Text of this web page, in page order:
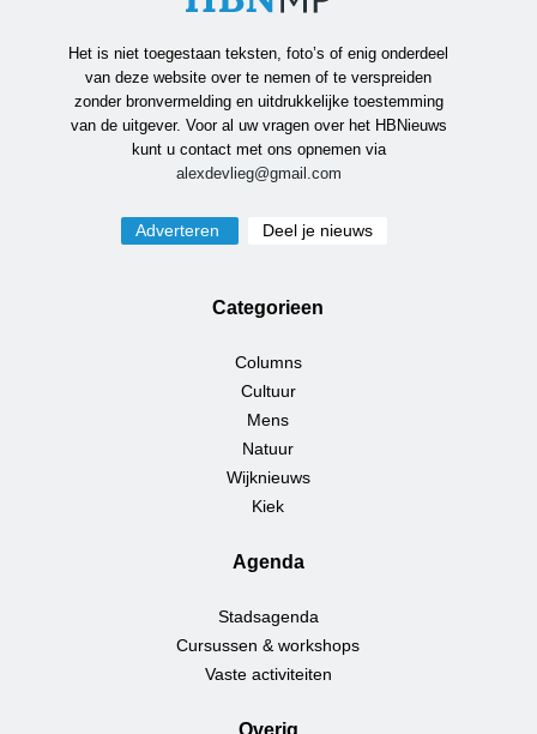
Het is niet toegestaan teksten, foto’s of enig onderdeel
van deze website over te nemen of te verspreiden
zonder bronvermelding en uitdrukkelijke toestemming
van de uitgever. Voor al uw vragen over het HBNieuws
kunt u contact met ons opnemen via
alexdevlieg@gmail.com
Adverteren Deel je nieuws
Categorieen
Columns
Cultuur
Mens
Natuur
Wijknieuws
Kiek
Agenda
Stadsagenda
Cursussen & workshops
Vaste activiteiten
Overig